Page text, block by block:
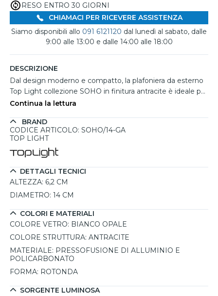
RESO ENTRO 30 GIORNI
CHIAMACI PER RICEVERE ASSISTENZA
Siamo disponibili allo 091 6121120 dal lunedì al sabato, dalle
9:00 alle 13:00 e dalle 14:00 alle 18:00
DESCRIZIONE
Dal design moderno e compatto, la plafoniera da esterno
Top Light collezione SOHO in finitura antracite è ideale per
valorizzare terrazzi, balconi e porticati con un'illuminazione
pressofusione di alluminio garantisce resistenza agli agenti
atmosferici, mentre il diffusore in policarbonato bianco
piacevole effetto luminoso a 360°. Compatibile con 1
lampadina GX53 intercambiabile fino a 9W, permette di
personalizzare l'intensità luminosa secondo le proprie
esigenze. Il grado di protezione IP54 assicura affidabilità
contro pioggia, umidità e polvere.
Continua la lettura
BRAND
CODICE ARTICOLO: SOHO/14-GA
TOP LIGHT
DETTAGLI TECNICI
ALTEZZA: 6,2 CM
DIAMETRO: 14 CM
COLORI E MATERIALI
COLORE VETRO: BIANCO OPALE
COLORE STRUTTURA: ANTRACITE
MATERIALE: PRESSOFUSIONE DI ALLUMINIO E
POLICARBONATO
FORMA: ROTONDA
SORGENTE LUMINOSA